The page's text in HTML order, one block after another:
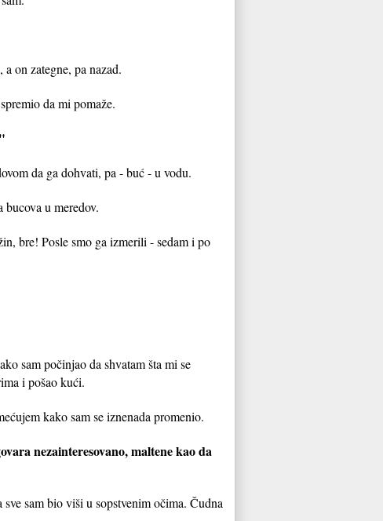
on zategne, pa nazad.
da mi pomaže.
da ga dohvati, pa - buć - u vodu.
bucova u meredov.
bre! Posle smo ga izmerili - sedam i po
sam počinjao da shvatam šta mi se
i pošao kući.
kako sam se iznenada promenio.
nezainteresovano, maltene kao da
sam bio viši u sopstvenim očima. Čudna